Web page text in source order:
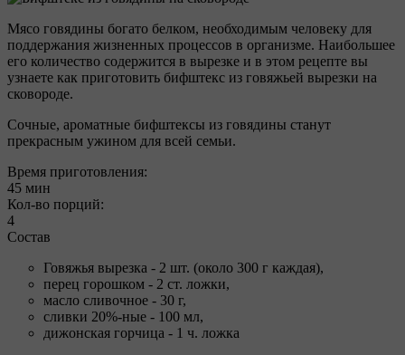
Мясо говядины богато белком, необходимым человеку для
поддержания жизненных процессов в организме. Наибольшее
его количество содержится в вырезке и в этом рецепте вы
узнаете как приготовить бифштекс из говяжьей вырезки на
сковороде.
Сочные, ароматные бифштексы из говядины станут
прекрасным ужином для всей семьи.
Время приготовления:
45 мин
Кол-во порций:
4
Состав
Говяжья вырезка - 2 шт. (около 300 г каждая),
перец горошком - 2 ст. ложки,
масло сливочное - 30 г,
сливки 20%-ные - 100 мл,
дижонская горчица - 1 ч. ложка